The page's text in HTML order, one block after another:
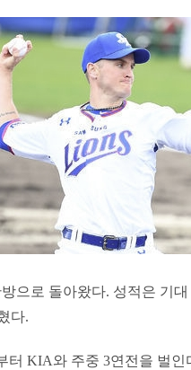
으로 돌아왔다. 성적은 기
다.
터 KIA와 주중 3연전을 벌